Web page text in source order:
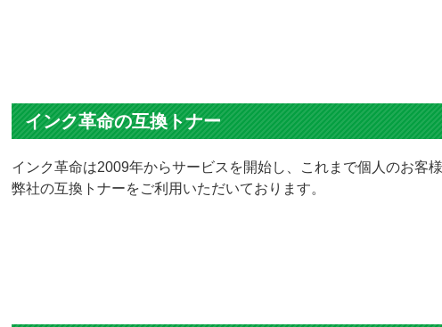
インク革命の互換トナー
インク革命は2009年からサービスを開始し、これまで個人のお客
弊社の互換トナーをご利用いただいております。